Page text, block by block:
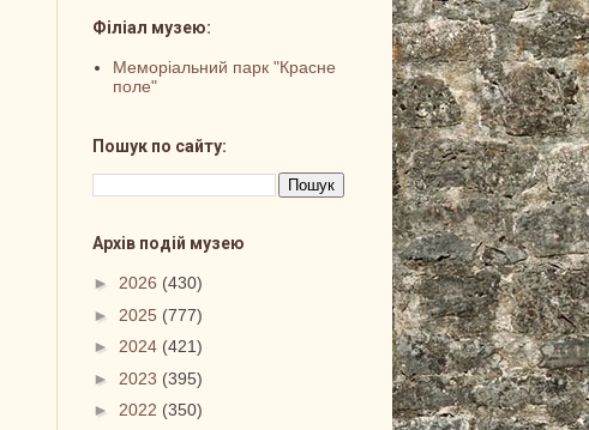
Філіал музею:
Меморіальний парк "Красне
поле"
Пошук по сайту:
Архів подій музею
► 2026 (430)
► 2025 (777)
► 2024 (421)
► 2023 (395)
► 2022 (350)